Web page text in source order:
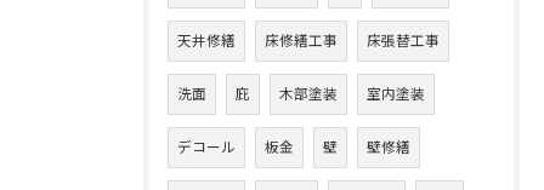
天井修繕 床修繕工事 床張替工事
洗面 庇 木部塗装 室内塗装
デコール 板金 壁 壁修繕